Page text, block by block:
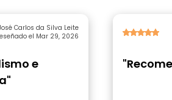
por José Carlos da Silva Leite
el Mar 29, 2026
e